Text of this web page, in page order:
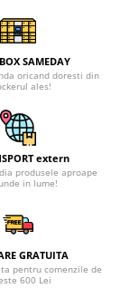
SAMEDAY
oricand doresti din
ales!
extern
produsele aproape
in lume!
GRATUITA
pentru comenzile de
600 Lei